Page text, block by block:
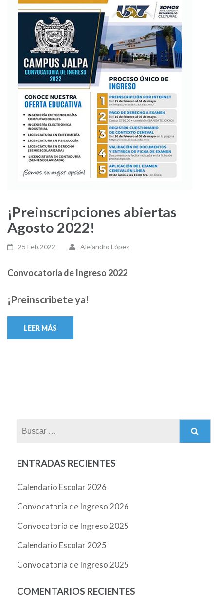
¡Preinscripciones abiertas
Agosto 2022!
25 Feb,2022 Alejandro López
Convocatoria de Ingreso 2022
¡Preinscribete ya!
LEER MÁS
ENTRADAS RECIENTES
Calendario Escolar 2026
Convocatoria de Ingreso 2026
Convocatoria de Ingreso 2025
Calendario Escolar 2025
Convocatoria de Ingreso 2025
COMENTARIOS RECIENTES